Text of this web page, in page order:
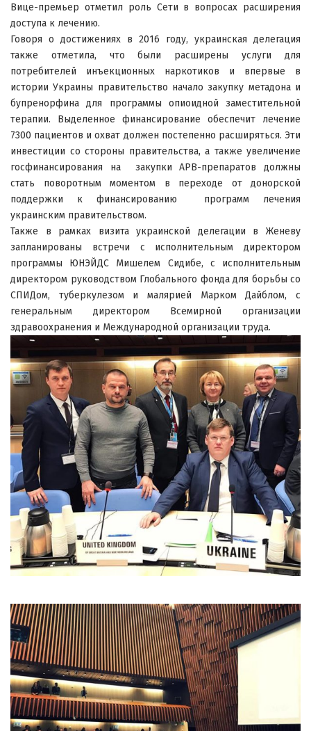
Вице-премьер отметил роль Сети в вопросах расширения
доступа к лечению.
Говоря о достижениях в 2016 году, украинская делегация
также отметила, что были расширены услуги для
потребителей инъекционных наркотиков и впервые в
истории Украины правительство начало закупку метадона и
бупренорфина для программы опиоидной заместительной
терапии. Выделенное финансирование обеспечит лечение
7300 пациентов и охват должен постепенно расширяться. Эти
инвестиции со стороны правительства, а также увеличение
госфинансирования на закупки АРВ-препаратов должны
стать поворотным моментом в переходе от донорской
поддержки к финансированию программ лечения
украинским правительством.
Также в рамках визита украинской делегации в Женеву
запланированы встречи с исполнительным директором
программы ЮНЭЙДС Мишелем Сидибе, с исполнительным
директором руководством Глобального фонда для борьбы со
СПИДом, туберкулезом и малярией Марком Дайблом, с
генеральным директором Всемирной организации
здравоохранения и Международной организации труда.